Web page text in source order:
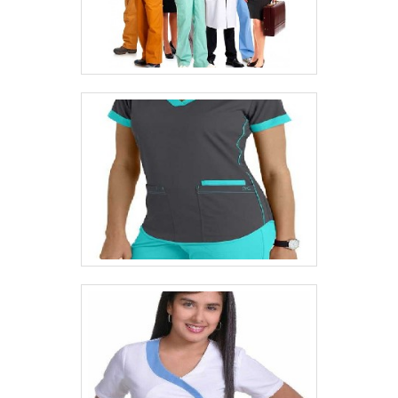
Amplo estoque de produtos; Profissionais
com vasta experiência na área de atuação;
Comprometimento com o resultado final;
planejada para entregas em curto prazo;
Diversas opções de pagamento
disponíveis.REFERÊNCIA DE
QUALIDADE NO SEGMENTOSomente na
Routte é possível encontrar o que há de
melhor em uma empresa de uniformes
preço acessível. É possível encontrar itens
variados com tecnologia de ponta, como
camisas de brim para uniformes e jaleco
medicina.É reconhecida por ser uma
empresa comprometida com seus serviços
e que preza pela segurança, qualificações
possíveis pelo fato de possuir escritório de
alta qualidade onde são realizadas as